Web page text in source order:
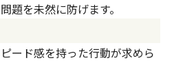
題を未然に防げます。
ード感を持った行動が求めら